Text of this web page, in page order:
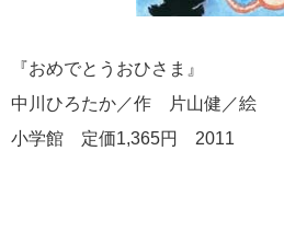
『おめでとうおひさま』
中川ひろたか／作 片山健／絵
小学館 定価1,365円 2011